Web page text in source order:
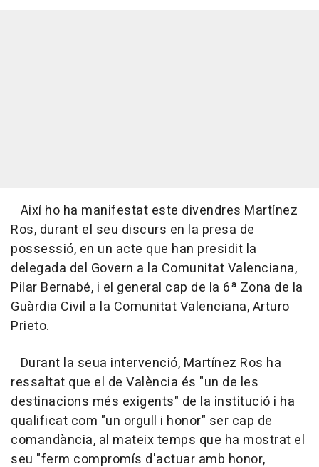
Així ho ha manifestat este divendres Martínez
Ros, durant el seu discurs en la presa de
possessió, en un acte que han presidit la
delegada del Govern a la Comunitat Valenciana,
Pilar Bernabé, i el general cap de la 6ª Zona de la
Guàrdia Civil a la Comunitat Valenciana, Arturo
Prieto.
Durant la seua intervenció, Martínez Ros ha
ressaltat que el de València és "un de les
destinacions més exigents" de la institució i ha
qualificat com "un orgull i honor" ser cap de
comandància, al mateix temps que ha mostrat el
seu "ferm compromís d'actuar amb honor,